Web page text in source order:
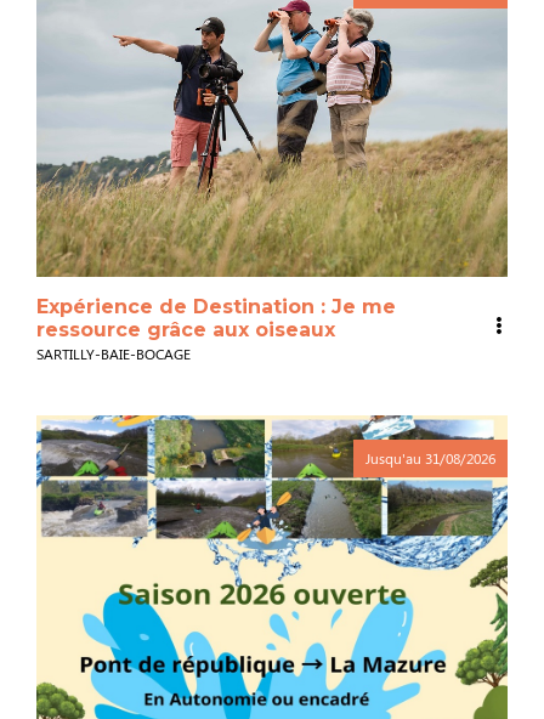
Expérience de Destination : Je me
ressource grâce aux oiseaux
SARTILLY-BAIE-BOCAGE
Jusqu'au 31/08/2026